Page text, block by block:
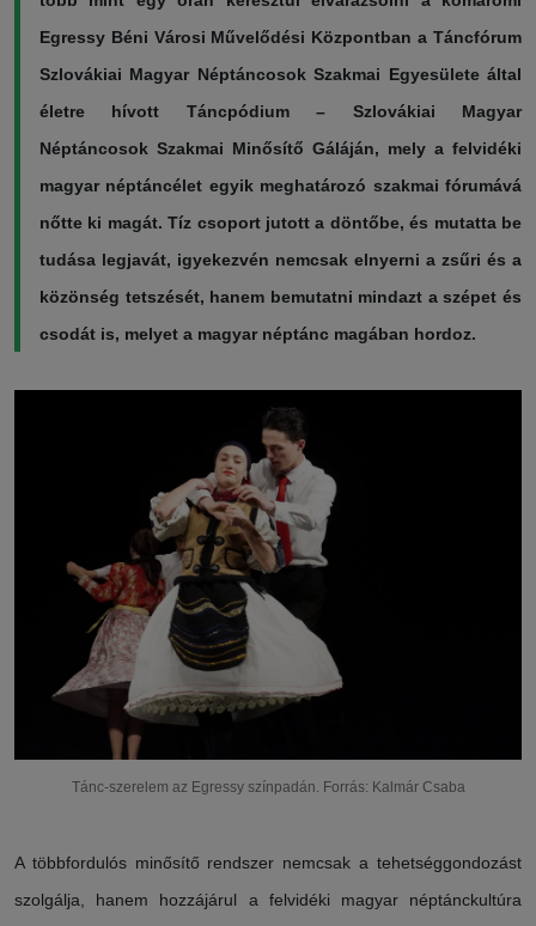
Egressy Béni Városi Művelődési Központban a Táncfórum
Szlovákiai Magyar Néptáncosok Szakmai Egyesülete által
életre hívott Táncpódium – Szlovákiai Magyar
Néptáncosok Szakmai Minősítő Gáláján, mely a felvidéki
magyar néptáncélet egyik meghatározó szakmai fórumává
nőtte ki magát. Tíz csoport jutott a döntőbe, és mutatta be
tudása legjavát, igyekezvén nemcsak elnyerni a zsűri és a
közönség tetszését, hanem bemutatni mindazt a szépet és
csodát is, melyet a magyar néptánc magában hordoz.
Tánc-szerelem az Egressy színpadán. Forrás: Kalmár Csaba
A többfordulós minősítő rendszer nemcsak a tehetséggondozást
szolgálja, hanem hozzájárul a felvidéki magyar néptánckultúra